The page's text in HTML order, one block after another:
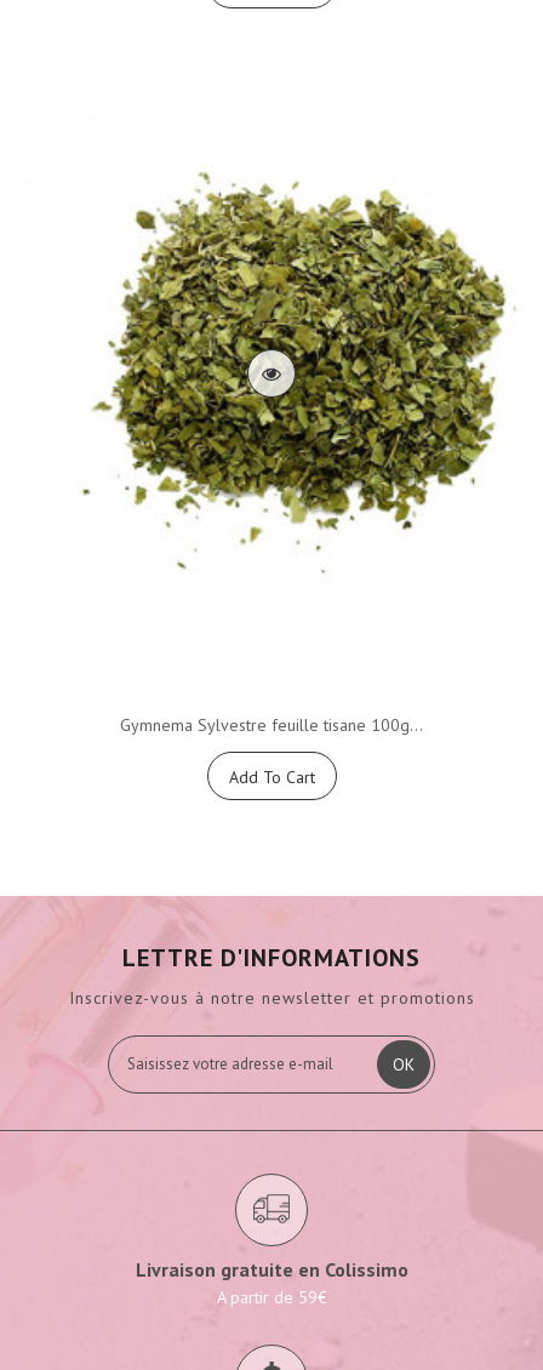
Gymnema Sylvestre feuille tisane 100g...
Add To Cart
LETTRE D'INFORMATIONS
Inscrivez-vous à notre newsletter et promotions
OK
Livraison gratuite en Colissimo
A partir de 59€